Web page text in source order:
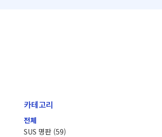
카테고리
전체
SUS 명판 (59)